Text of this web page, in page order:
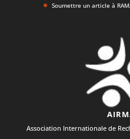
Soumettre un article à
Association Internationale de